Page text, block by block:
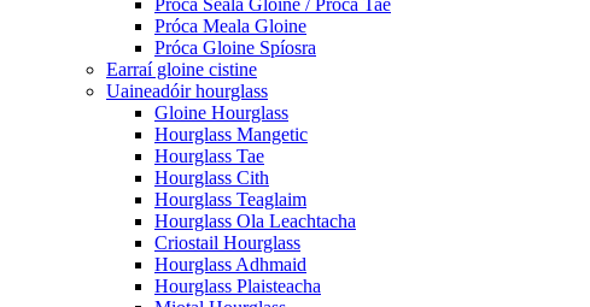
Próca Séala Gloine / Próca Tae
Próca Meala Gloine
Próca Gloine Spíosra
Earraí gloine cistine
Uaineadóir hourglass
Gloine Hourglass
Hourglass Mangetic
Hourglass Tae
Hourglass Cith
Hourglass Teaglaim
Hourglass Ola Leachtacha
Criostail Hourglass
Hourglass Adhmaid
Hourglass Plaisteacha